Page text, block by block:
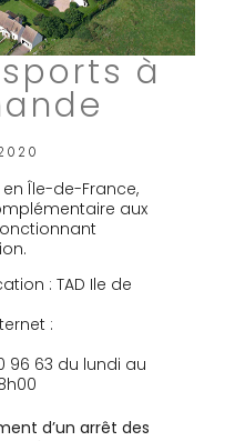
à
Île-de-France,
aux
: TAD Ile de
:
96 63 du lundi au
d’un arrêt des